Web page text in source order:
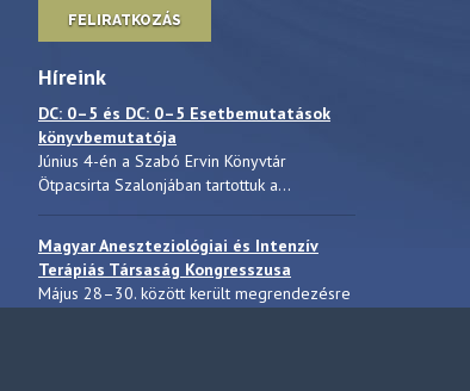
FELIRATKOZÁS
Híreink
DC: 0–5 és DC: 0–5 Esetbemutatások
könyvbemutatója
Június 4-én a Szabó Ervin Könyvtár
Ötpacsirta Szalonjában tartottuk a...
Magyar Aneszteziológiai és Intenzív
Terápiás Társaság Kongresszusa
Május 28–30. között került megrendezésre